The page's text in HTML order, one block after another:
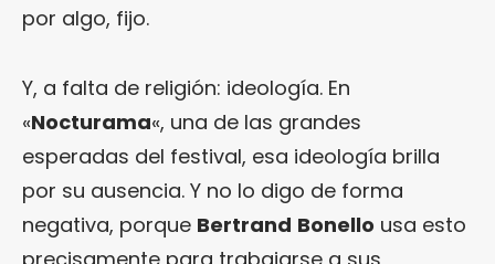
por algo, fijo.
Y, a falta de religión: ideología. En
«Nocturama«, una de las grandes
esperadas del festival, esa ideología brilla
por su ausencia. Y no lo digo de forma
negativa, porque Bertrand Bonello usa esto